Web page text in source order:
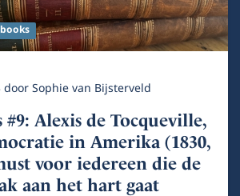
doorSophie van Bijsterveld
#9: Alexis de Tocqueville,
in Amerika (1830,
voor iedereen die de
aan het hart gaat